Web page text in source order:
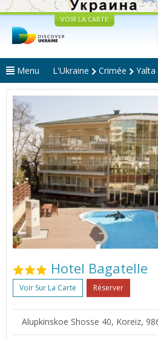
VOIR LA CARTE
Menu L'Ukraine Crimée Yalta
Hotel Bagatelle
Voir Sur La Carte Réserver
Alupkinskoe Shosse 40, Koreiz,